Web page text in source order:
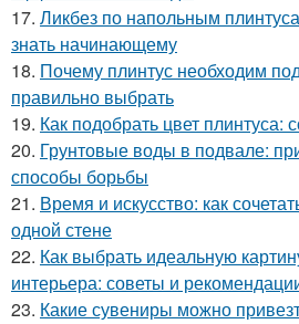
17. Ликбез по напольным
знать начинающему
18. Почему плинтус необходим
правильно выбрать
19. Как подобрать цвет плинтуса:
20. Грунтовые воды в подвале:
способы борьбы
21. Время и искусство: как
одной стене
22. Как выбрать идеальную
интерьера: советы и
23. Какие сувениры можно